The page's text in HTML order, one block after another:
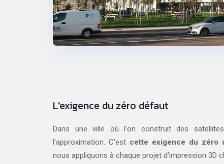
L'exigence du zéro défaut
Dans une ville où l'on construit des
l'approximation. C'est cette exigence du zéro
nous appliquons à chaque projet d'impression 3D